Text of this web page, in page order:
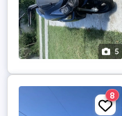
5
8